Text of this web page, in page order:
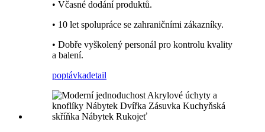
• Včasné dodání produktů.
• 10 let spolupráce se zahraničními zákazníky.
• Dobře vyškolený personál pro kontrolu kvality
a balení.
poptávkadetail